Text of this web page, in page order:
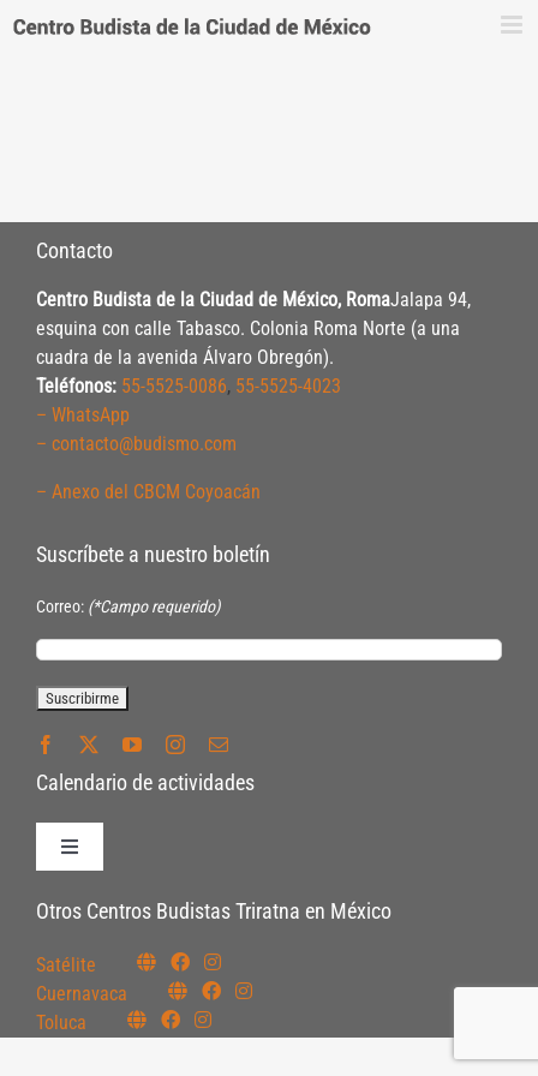
Contacto
Centro Budista de la Ciudad de México, RomaJalapa 94,
esquina con calle Tabasco. Colonia Roma Norte (a una
cuadra de la avenida Álvaro Obregón).
Teléfonos: 55-5525-0086, 55-5525-4023
– WhatsApp
– contacto@budismo.com
– Anexo del CBCM Coyoacán
Suscríbete a nuestro boletín
Correo: (*Campo requerido)
Calendario de actividades
Toggle
Políticas de Inscripción
Políticas Internas
Otros Centros Budistas Triratna en México
Satélite
Cuernavaca
Toluca